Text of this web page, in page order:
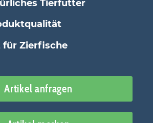
Tierfutter
für Zierfische
Artikel anfragen